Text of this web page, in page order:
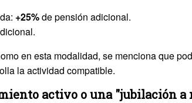
+25%de pensión adicional.
en esta modalidad, se menciona que
la actividad compatible.
activo o una "jubilación a